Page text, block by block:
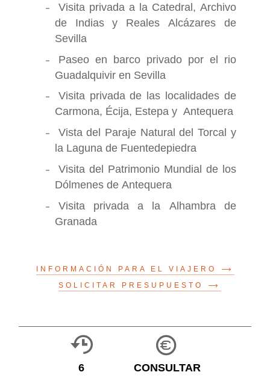
Visita privada a la Catedral, Archivo
de Indias y Reales Alcázares de
Sevilla
Paseo en barco privado por el rio
Guadalquivir en Sevilla
Visita privada de las localidades de
Carmona, Écija, Estepa y Antequera
Vista del Paraje Natural del Torcal y
la Laguna de Fuentedepiedra
Visita del Patrimonio Mundial de los
Dólmenes de Antequera
Visita privada a la Alhambra de
Granada
INFORMACIÓN PARA EL VIAJERO
SOLICITAR PRESUPUESTO
6 CONSULTAR